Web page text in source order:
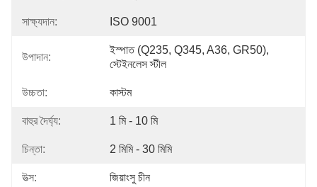
সাক্ষ্যদান: ISO 9001
উপাদান:
ইস্পাত (Q235, Q345, A36, GR50),
স্টেইনলেস স্টীল
উচ্চতা: কাস্টম
বাহুর দৈর্ঘ্য: 1 মি - 10 মি
চিন্তা: 2 মিমি - 30 মিমি
উত্স: জিয়াংসু চীন